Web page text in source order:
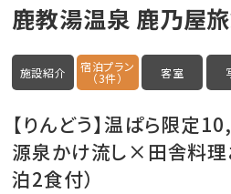
鹿教湯温泉 鹿乃屋
施設紹介 宿泊プラン
（3件） 客室
【りんどう】温ぱら限定
源泉かけ流し×田舎料理
泊2食付）